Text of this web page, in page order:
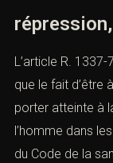
L’article R. 1337-
que le fait d’être
porter atteinte à
l’homme dans
du Code de la